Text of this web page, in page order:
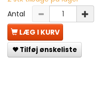
Antal
LÆG I KURV
Tilføj ønskeliste